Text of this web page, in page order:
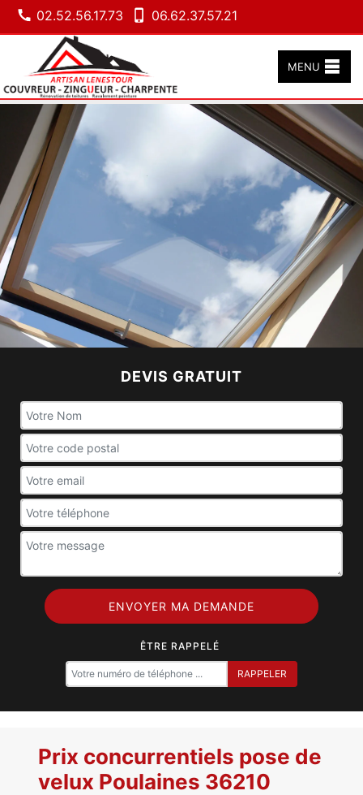
02.52.56.17.73 06.62.37.57.21
MENU
DEVIS GRATUIT
ÊTRE RAPPELÉ
Prix concurrentiels pose de
velux Poulaines 36210